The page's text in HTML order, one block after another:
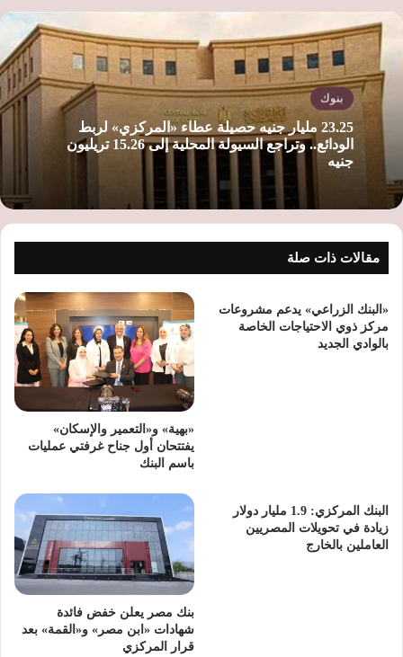
بنوك
23.25 مليار جنيه حصيلة عطاء «المركزي» لربط
الودائع.. وتراجع السيولة المحلية إلى 15.26 تريليون
جنيه
مقالات ذات صلة
«البنك الزراعي» يدعم مشروعات
مركز ذوي الاحتياجات الخاصة
بالوادي الجديد
«بهية» و«التعمير والإسكان»
يفتتحان أول جناح غرفتي عمليات
باسم البنك
البنك المركزي: 1.9 مليار دولار
زيادة في تحويلات المصريين
العاملين بالخارج
بنك مصر يعلن خفض فائدة
شهادات «ابن مصر» و«القمة» بعد
قرار المركزي